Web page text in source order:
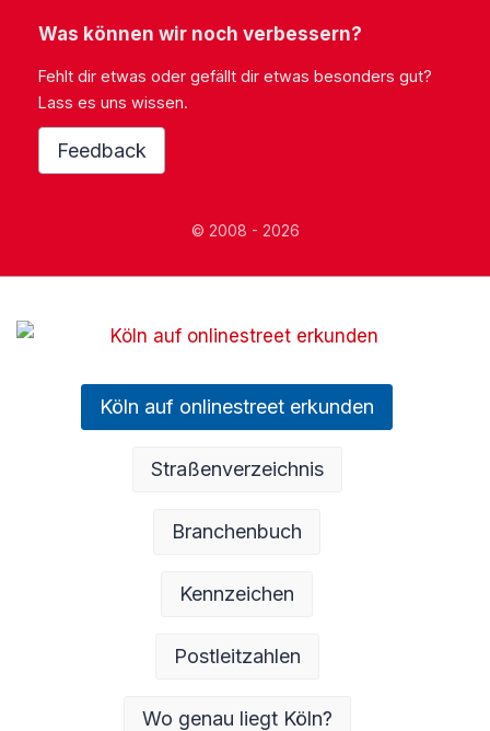
Was können wir noch verbessern?
Fehlt dir etwas oder gefällt dir etwas besonders gut?
Lass es uns wissen.
Feedback
© 2008 - 2026
Köln auf onlinestreet erkunden
Straßenverzeichnis
Branchenbuch
Kennzeichen
Postleitzahlen
Wo genau liegt Köln?